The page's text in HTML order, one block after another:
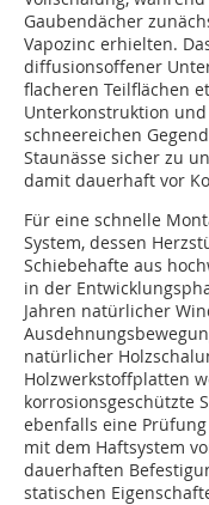
Gaubendächer
Vapozinc erhielten.
diffusionsoffener
flacheren Teilflächen
Unterkonstruktion
schneereichen
Staunässe sicher zu
damit dauerhaft vor
Für eine schnelle
System, dessen
Schiebehafte aus
in der
Jahren natürlicher
natürlicher
Holzwerkstoffplatten
korrosionsgeschützte
ebenfalls eine
mit dem Haftsystem
dauerhaften
statischen